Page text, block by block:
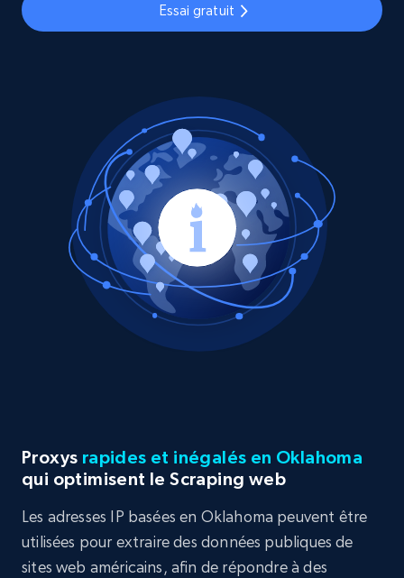
Essai gratuit
Proxys rapides et inégalés en Oklahoma
qui optimisent le Scraping web
Les adresses IP basées en Oklahoma peuvent être
utilisées pour extraire des données publiques de
sites web américains, afin de répondre à des